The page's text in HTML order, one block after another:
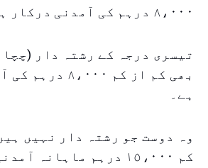
٨،٠٠٠ درہم کی آمدنی درکار ہے۔
تیسری درجہ کے رشتہ دار
بھی کم از کم
ہے۔
وہ دوست جو رشتہ دار نہیں
کم ١٥،٠٠٠ درہم ماہانہ